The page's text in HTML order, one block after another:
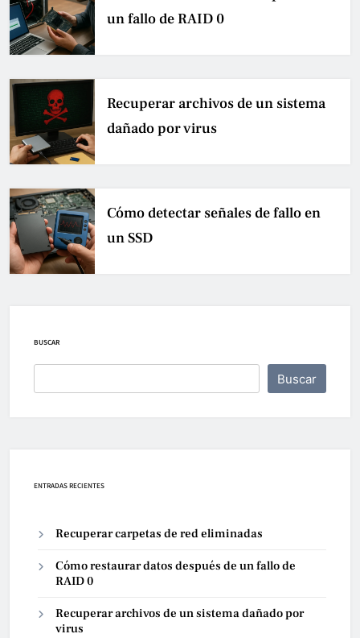
un fallo de RAID 0
Recuperar archivos de un sistema
dañado por virus
Cómo detectar señales de fallo en
un SSD
BUSCAR
Buscar
ENTRADAS RECIENTES
Recuperar carpetas de red eliminadas
Cómo restaurar datos después de un fallo de
RAID 0
Recuperar archivos de un sistema dañado por
virus